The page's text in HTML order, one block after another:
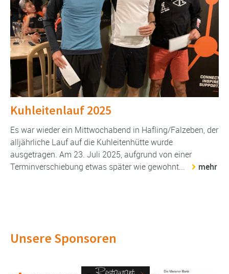
Kuhleitenlauf 2025
Es war wieder ein Mittwochabend in Hafling/Falzeben, der
alljährliche Lauf auf die Kuhleitenhütte wurde
ausgetragen. Am 23. Juli 2025, aufgrund von einer
Terminverschiebung etwas später wie gewohnt...
mehr
Unsere Sponsoren